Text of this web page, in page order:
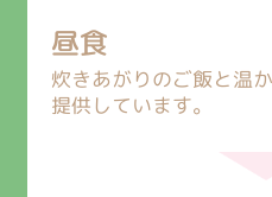
昼食
炊きあがりのご飯と温
提供しています。